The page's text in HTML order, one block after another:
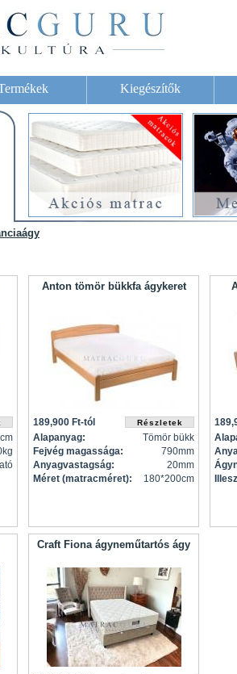
Kiegészítők
Anton tömör bükkfa ágykeret
189,900 Ft-tól
Alapanyag:
Tömör bükk
Fejvég magassága:
790mm
Anyagvastagság:
20mm
Méret (matracméret):
180*200cm
Craft Fiona ágyneműtartós ágy